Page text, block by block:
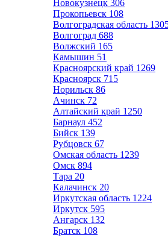
Новокузнецк 306
Прокопьевск 108
Волгоградская область
Волгоград 688
Волжский 165
Камышин 51
Красноярский край 1269
Красноярск 715
Норильск 86
Ачинск 72
Алтайский край 1250
Барнаул 452
Бийск 139
Рубцовск 67
Омская область 1239
Омск 894
Тара 20
Калачинск 20
Иркутская область 1224
Иркутск 595
Ангарск 132
Братск 108